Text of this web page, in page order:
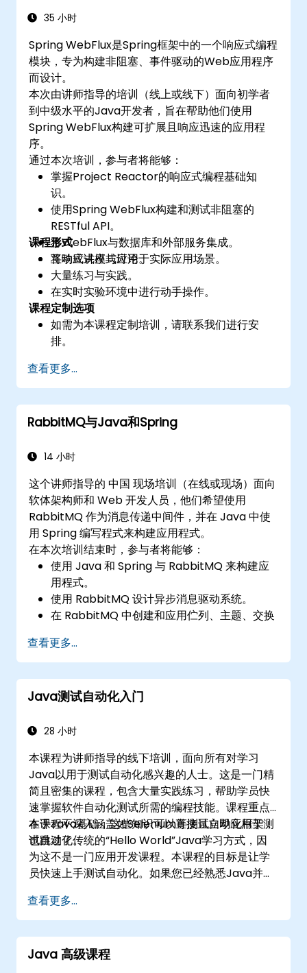
35 小时
Spring WebFlux是Spring框架中的一个响应式编程
模块，专为构建非阻塞、事件驱动的Web应用程序
而设计。
本次由讲师指导的培训（线上或线下）面向初学者
到中级水平的Java开发者，旨在帮助他们使用
Spring WebFlux构建可扩展且响应迅速的应用程
序。
通过本次培训，参与者将能够：
掌握Project Reactor的响应式编程基础知
识。
使用Spring WebFlux构建和测试非阻塞的
RESTful API。
将WebFlux与数据库和外部服务集成。
将响应式模式应用于实际应用场景。
课程形式
互动式讲座与讨论。
大量练习与实践。
在实时实验环境中进行动手操作。
课程定制选项
如需为本课程定制培训，请联系我们进行安
排。
查看更多...
RabbitMQ与Java和Spring
14 小时
这个讲师指导的 中国 现场培训（在线或现场）面向
软体架构师和 Web 开发人员，他们希望使用
RabbitMQ 作为消息传递中间件，并在 Java 中使
用 Spring 编写程式来构建应用程式。
在本次培训结束时，参与者将能够：
使用 Java 和 Spring 与 RabbitMQ 来构建应
用程式。
使用 RabbitMQ 设计异步消息驱动系统。
在 RabbitMQ 中创建和应用伫列、主题、交换
查看更多...
Java测试自动化入门
28 小时
本课程为讲师指导的线下培训，面向所有对学习
Java以用于测试自动化感兴趣的人士。这是一门精
简且密集的课程，包含大量实践练习，帮助学员快
速掌握软件自动化测试所需的编程技能。课程重点
在于Java基础，这些知识可以直接且立即应用于测
试自动化。
本课程不深入涵盖如Selenium等测试自动化框架，
也跳过了传统的“Hello World”Java学习方式，因
为这不是一门应用开发课程。本课程的目标是让学
员快速上手测试自动化。如果您已经熟悉Java并希
Introduction to Selenium
(https://www.nobleprog.com/introduction-
selenium-training)。
查看更多...
Java 高级课程